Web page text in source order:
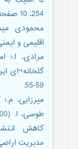
254، 10 صفحه.
اقلیمی و ایمنی
59-55.
میرزایی،
کاهش
مدیریت اراضی. 9(2): 187-